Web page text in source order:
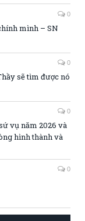
0
mình – SN
0
sẽ tìm được nó
0
vụ năm 2026 và
hình thành và
0